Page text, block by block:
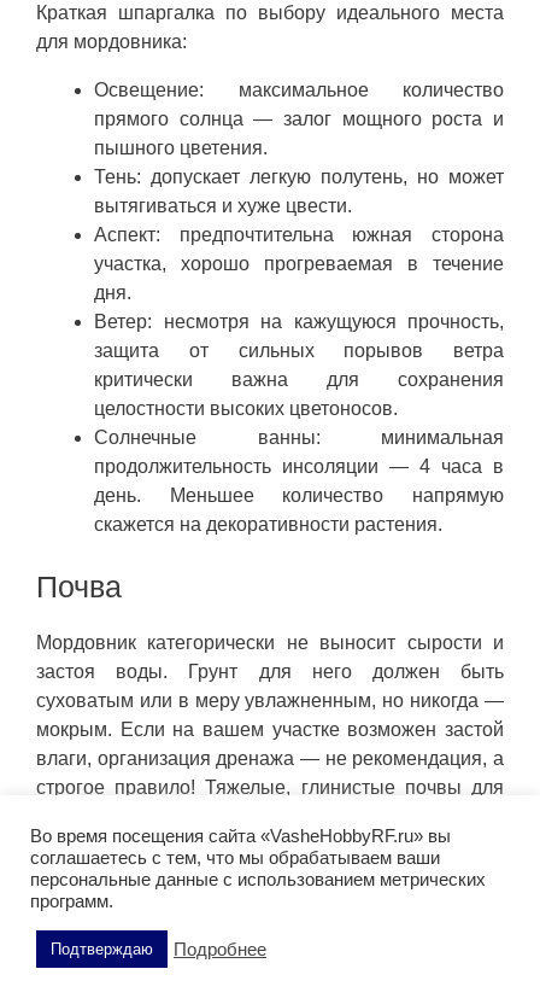
Краткая шпаргалка по выбору идеального места
для мордовника:
Освещение: максимальное количество
прямого солнца — залог мощного роста и
пышного цветения.
Тень: допускает легкую полутень, но может
вытягиваться и хуже цвести.
Аспект: предпочтительна южная сторона
участка, хорошо прогреваемая в течение
дня.
Ветер: несмотря на кажущуюся прочность,
защита от сильных порывов ветра
критически важна для сохранения
целостности высоких цветоносов.
Солнечные ванны: минимальная
продолжительность инсоляции — 4 часа в
день. Меньшее количество напрямую
скажется на декоративности растения.
Почва
Мордовник категорически не выносит сырости и
застоя воды. Грунт для него должен быть
суховатым или в меру увлажненным, но никогда —
мокрым. Если на вашем участке возможен застой
влаги, организация дренажа — не рекомендация, а
строгое правило! Тяжелые, глинистые почвы для
песком.
Краткая шпаргалка по идеальному субстрату:
Оптимальный вариант: от сухого до
нормального по влажности грунт.
Во время посещения сайта «VasheHobbyRF.ru» вы
соглашаетесь с тем, что мы обрабатываем ваши
персональные данные с использованием метрических
программ.
Подтверждаю Подробнее